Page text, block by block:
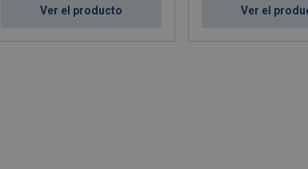
Ver el producto Ver el